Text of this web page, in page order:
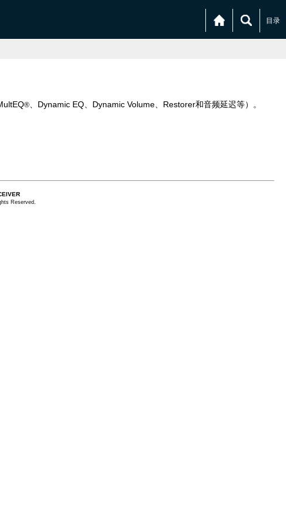
目录
® 、Dynamic EQ、Dynamic Volume、Restorer和音频延迟等）。
Reserved.